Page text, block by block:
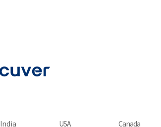
India USA Canada